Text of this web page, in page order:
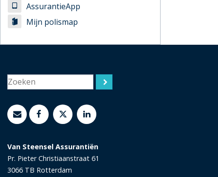
AssurantieApp
Mijn polismap
Van Steensel Assurantiën
Pr. Pieter Christiaanstraat 61
3066 TB Rotterdam